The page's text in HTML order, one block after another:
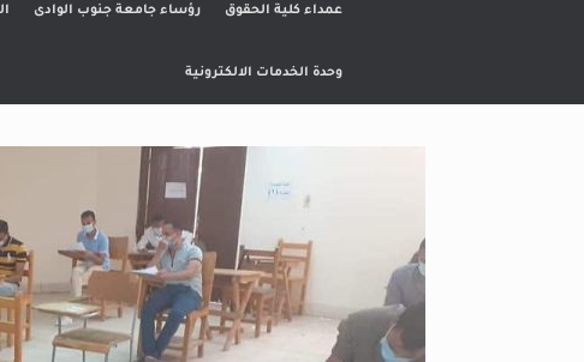
عمداء كلية الحقوق رؤساء جامعة جنوب الوادى
وحدة الخدمات الالكترونية